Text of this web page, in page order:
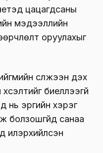
цацагдсаны
мэдээллийн
оруулахыг
сүлжээн дэх
биелүүлээгүй
эрүүгийн хэрэг
болзошгүйд санаа
илэрхийлсэн